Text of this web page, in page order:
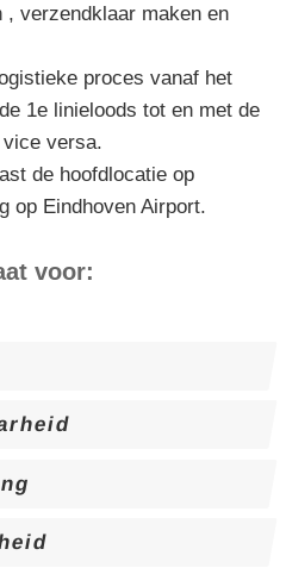
verzendklaar maken en
proces vanaf het
1e linieloods tot en met de
versa.
de hoofdlocatie op
op Eindhoven Airport.
voor: